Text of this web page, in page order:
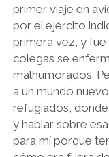
primer viaje en
por el ejército
primera vez, y fue
colegas se
malhumorados.
a un mundo
refugiados,
y hablar sobre
para mí porque